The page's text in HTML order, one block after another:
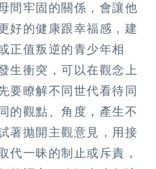
間牢固的關係，會讓他
好的健康跟幸福感，建
正值叛逆的青少年相
生衝突，可以在觀念上
要瞭解不同世代看待同
的觀點、角度，產生不
著拋開主觀意見，用接
代一昧的制止或斥責，